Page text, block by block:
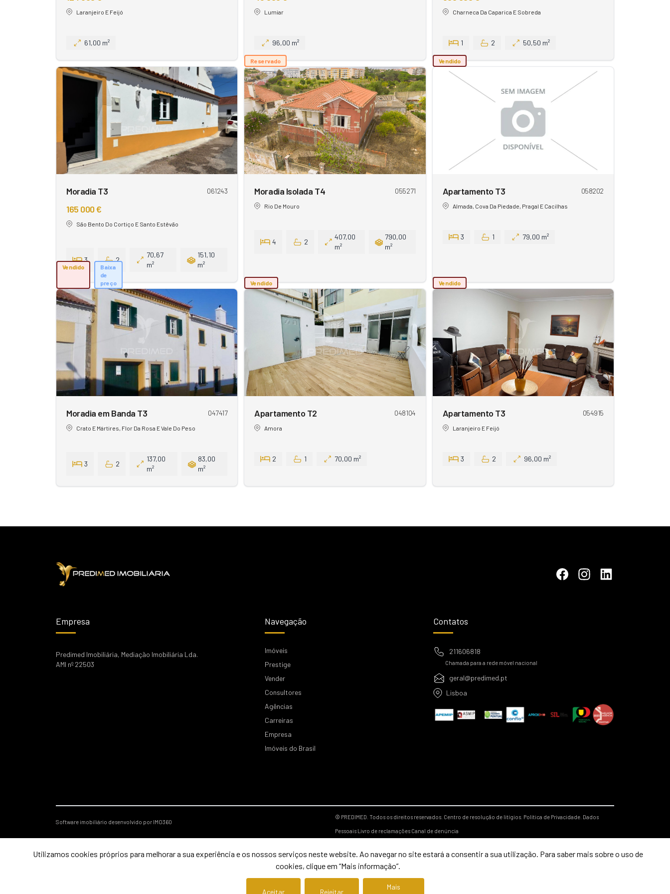
Laranjeiro E Feijó
61,00 m²
Lumiar
96,00 m²
Charneca Da Caparica E Sobreda
1 2 50,50 m²
Moradia T3 061243
165 000 €
São Bento Do Cortiço E Santo Estêvão
3 2
70,67
m²
151,10
m²
Reservado
Moradia Isolada T4 055271
Rio De Mouro
4 2
407,00
m²
790,00
m²
Vendido
Apartamento T3 058202
Almada, Cova Da Piedade, Pragal E Cacilhas
3 1 79,00 m²
Vendido
Baixa
de
preço
Moradia em Banda T3 047417
Crato E Mártires, Flor Da Rosa E Vale Do Peso
3 2
137,00
m²
83,00
m²
Vendido
Apartamento T2 048104
Amora
2 1 70,00 m²
Vendido
Apartamento T3 054915
Laranjeiro E Feijó
3 2 96,00 m²
Empresa
Predimed Imobiliária, Mediação Imobiliária Lda.
AMI nº 22503
Navegação
Imóveis
Prestige
Vender
Consultores
Agências
Carreiras
Empresa
Imóveis do Brasil
Contatos
211606818
Chamada para a rede móvel nacional
geral@predimed.pt
Lisboa
Software imobiliário desenvolvido por IMO360
© PREDIMED. Todos os direitos reservados. Centro de resolução de litígios. Política de Privacidade. Dados
PessoaisLivro de reclamações Canal de denúncia
Utilizamos cookies próprios para melhorar a sua experiência e os nossos serviços neste website. Ao navegar no site estará a consentir a sua utilização. Para saber mais sobre o uso de
cookies, clique em “Mais informação”.
Aceitar Rejeitar
Mais